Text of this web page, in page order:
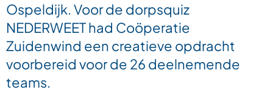
Ospeldijk. Voor de dorpsquiz
NEDERWEET had Coöperatie
Zuidenwind een creatieve opdracht
voorbereid voor de 26 deelnemende
teams.